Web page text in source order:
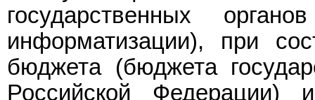
государственных
информатизации), при
бюджета (бюджета
Российской Федерации)